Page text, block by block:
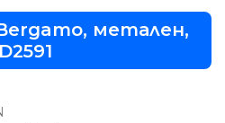
метален,